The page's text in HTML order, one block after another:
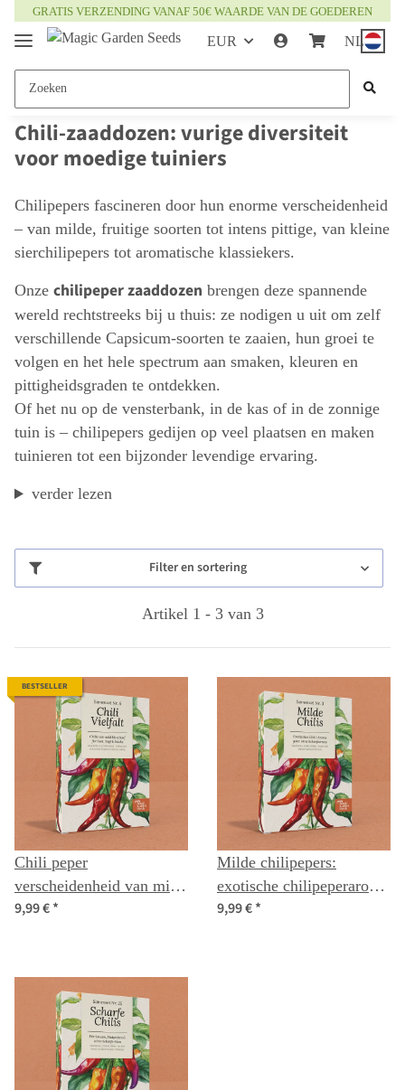
GRATIS VERZENDING VANAF 50€ WAARDE VAN DE GOEDEREN
EUR NL
Chili-zaaddozen: vurige diversiteit
voor moedige tuiniers
Chilipepers fascineren door hun enorme verscheidenheid
– van milde, fruitige soorten tot intens pittige, van kleine
sierchilipepers tot aromatische klassiekers.
Onze chilipeper zaaddozen brengen deze spannende
wereld rechtstreeks bij u thuis: ze nodigen u uit om zelf
verschillende Capsicum-soorten te zaaien, hun groei te
volgen en het hele spectrum aan smaken, kleuren en
pittigheidsgraden te ontdekken.
Of het nu op de vensterbank, in de kas of in de zonnige
tuin is – chilipepers gedijen op veel plaatsen en maken
tuinieren tot een bijzonder levendige ervaring.
verder lezen
Filter en sortering
Artikel 1 - 3 van 3
BESTSELLER
Chili peper
verscheidenheid van mild
tot heet - zaad set nr. 6
9,99 €*
Milde chilipepers:
exotische chilipeperaroma
zonder scherpte – zaad set
9,99 €*